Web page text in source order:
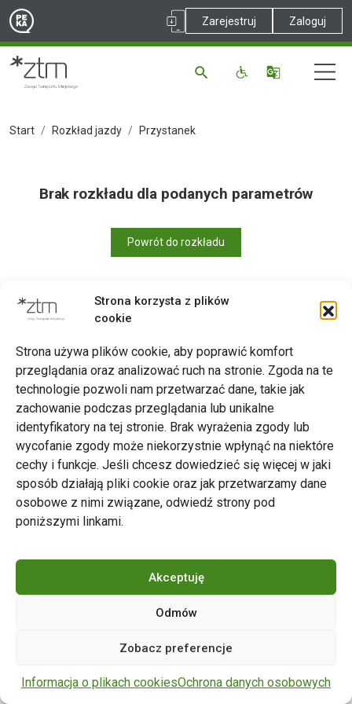
Strona korzysta z plików
cookie
Strona używa plików cookie, aby poprawić komfort
przeglądania oraz analizować ruch na stronie. Zgoda na te
technologie pozwoli nam przetwarzać dane, takie jak
zachowanie podczas przeglądania lub unikalne
identyfikatory na tej stronie. Brak wyrażenia zgody lub
wycofanie zgody może niekorzystnie wpłynąć na niektóre
cechy i funkcje. Jeśli chcesz dowiedzieć się więcej w jaki
sposób działają pliki cookie oraz jak przetwarzamy dane
osobowe z nimi związane, odwiedź strony pod
poniższymi linkami.
Akceptuję
Odmów
Zobacz preferencje
Informacja o plikach cookiesOchrona danych osobowych
Zarejestruj Zaloguj
Start Rozkład jazdy Przystanek
Brak rozkładu dla podanych parametrów
Powrót do rozkładu
Zarząd Transportu Miejskiego w Poznaniu
Napisz do nas
tel. 61 646 33 44
ul. Matejki 59, 60-770 Poznań
zastrzeżone.